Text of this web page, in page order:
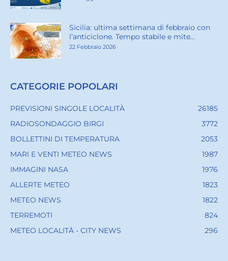
Sicilia: ultima settimana di febbraio con
l’anticiclone. Tempo stabile e mite...
22 Febbraio 2026
CATEGORIE POPOLARI
PREVISIONI SINGOLE LOCALITÀ
26185
RADIOSONDAGGIO BIRGI
3772
BOLLETTINI DI TEMPERATURA
2053
MARI E VENTI METEO NEWS
1987
IMMAGINI NASA
1976
ALLERTE METEO
1823
METEO NEWS
1822
TERREMOTI
824
METEO LOCALITÀ - CITY NEWS
296